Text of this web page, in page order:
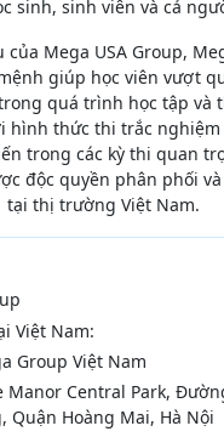
sinh, sinh viên và cả
của Mega USA Group,
giúp học viên vượt
quá trình học tập và
hình thức thi trắc
trong các kỳ thi quan
độc quyền phân phối
tại thị trường Việt Nam.
Việt Nam:
Group Việt Nam
Manor Central Park,
Quận Hoàng Mai, Hà Nội